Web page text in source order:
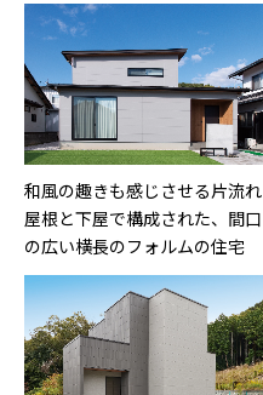
和風の趣きも感じさせる片流れ
屋根と下屋で構成された、間口
の広い横長のフォルムの住宅